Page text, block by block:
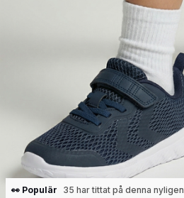
👀 Populär 35 har tittat på denna nyligen